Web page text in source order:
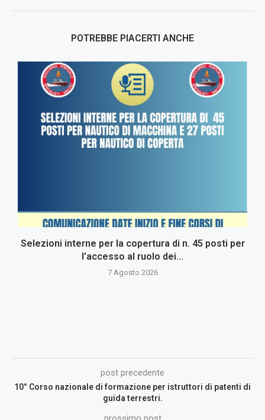
POTREBBE PIACERTI ANCHE
Selezioni interne per la copertura di n. 45 posti per
l’accesso al ruolo dei...
7 Agosto 2026
post precedente
10° Corso nazionale di formazione per istruttori di patenti di
guida terrestri.